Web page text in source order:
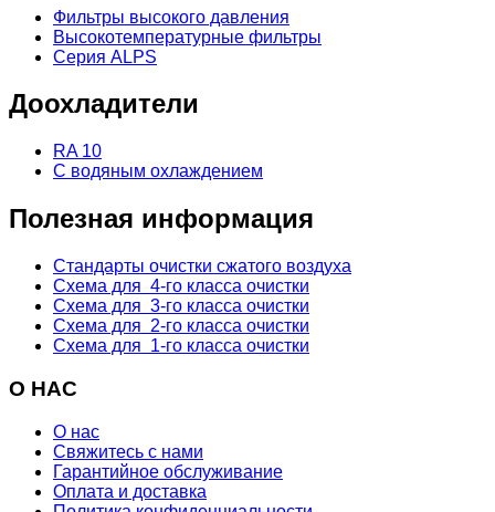
Фильтры высокого давления
Высокотемпературные фильтры
Серия ALPS
Доохладители
RA 10
С водяным охлаждением
Полезная информация
Стандарты очистки сжатого воздуха
Схема для 4-го класса очистки
Схема для 3-го класса очистки
Схема для 2-го класса очистки
Схема для 1-го класса очистки
О НАС
О нас
Свяжитесь с нами
Гарантийное обслуживание
Оплата и доставка